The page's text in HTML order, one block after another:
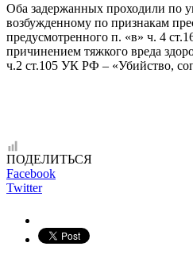
Оба задержанных проходили по
возбужденному по признакам
предусмотренного п. «в» ч. 4
причинением тяжкого вреда
ч.2 ст.105 УК РФ – «Убийство,
ПОДЕЛИТЬСЯ
Facebook
Twitter